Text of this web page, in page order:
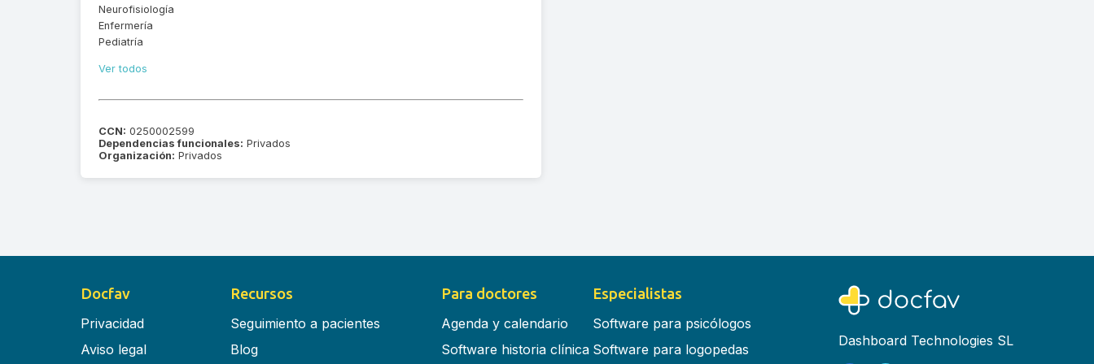
Neurofisiología
Enfermería
Pediatría
Ver todos
CCN: 0250002599
Dependencias funcionales: Privados
Organización: Privados
Docfav
Privacidad
Aviso legal
Recursos
Seguimiento a pacientes
Blog
Para doctores
Agenda y calendario
Software historia clínica
Especialistas
Software para psicólogos
Software para logopedas
Dashboard Technologies SL